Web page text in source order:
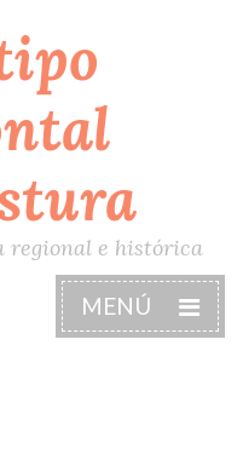
regional e histórica
MENÚ